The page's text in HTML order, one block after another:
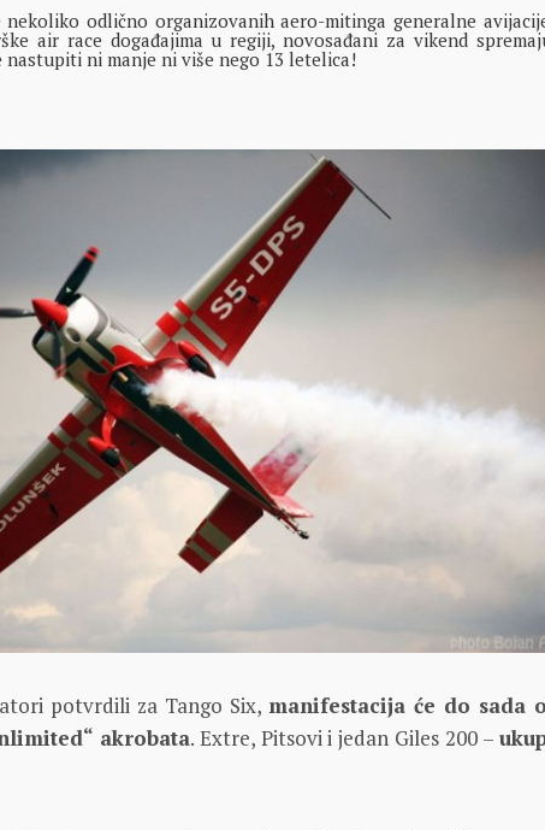
nekoliko odlično organizovanih aero-mitinga generalne
air race događajima u regiji, novosađani za vikend
nastupiti ni manje ni više nego 13 letelica!
potvrdili za Tango Six, manifestacija će do sada
akrobata. Extre, Pitsovi i jedan Giles 200 –